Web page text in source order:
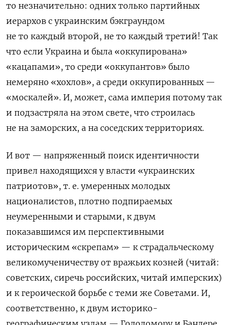
то незначительно: одних только партийных
иерархов с украинским бэкграундом
не то каждый второй, не то каждый третий! Так
что если Украина и была «оккупирована»
«кацапами», то среди «оккупантов» было
немеряно «хохлов», а среди оккупированных —
«москалей». И, может, сама империя потому так
и подзастряла на этом свете, что строилась
не на заморских, а на соседских территориях.
И вот — напряженный поиск идентичности
привел находящихся у власти «украинских
патриотов», т. е. умеренных молодых
националистов, плотно подпираемых
неумеренными и старыми, к двум
показавшимся им перспективными
историческим «скрепам» — к страдальческому
великомученичеству от вражьих козней (читай:
советских, сиречь российских, читай имперских)
и к героической борьбе с теми же Советами. И,
соответственно, к двум историко-